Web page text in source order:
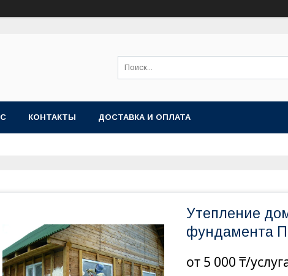
КОНТАКТЫ ДОСТАВКА И ОПЛАТА
Утепление
фундамента
от 5 000 ₸/